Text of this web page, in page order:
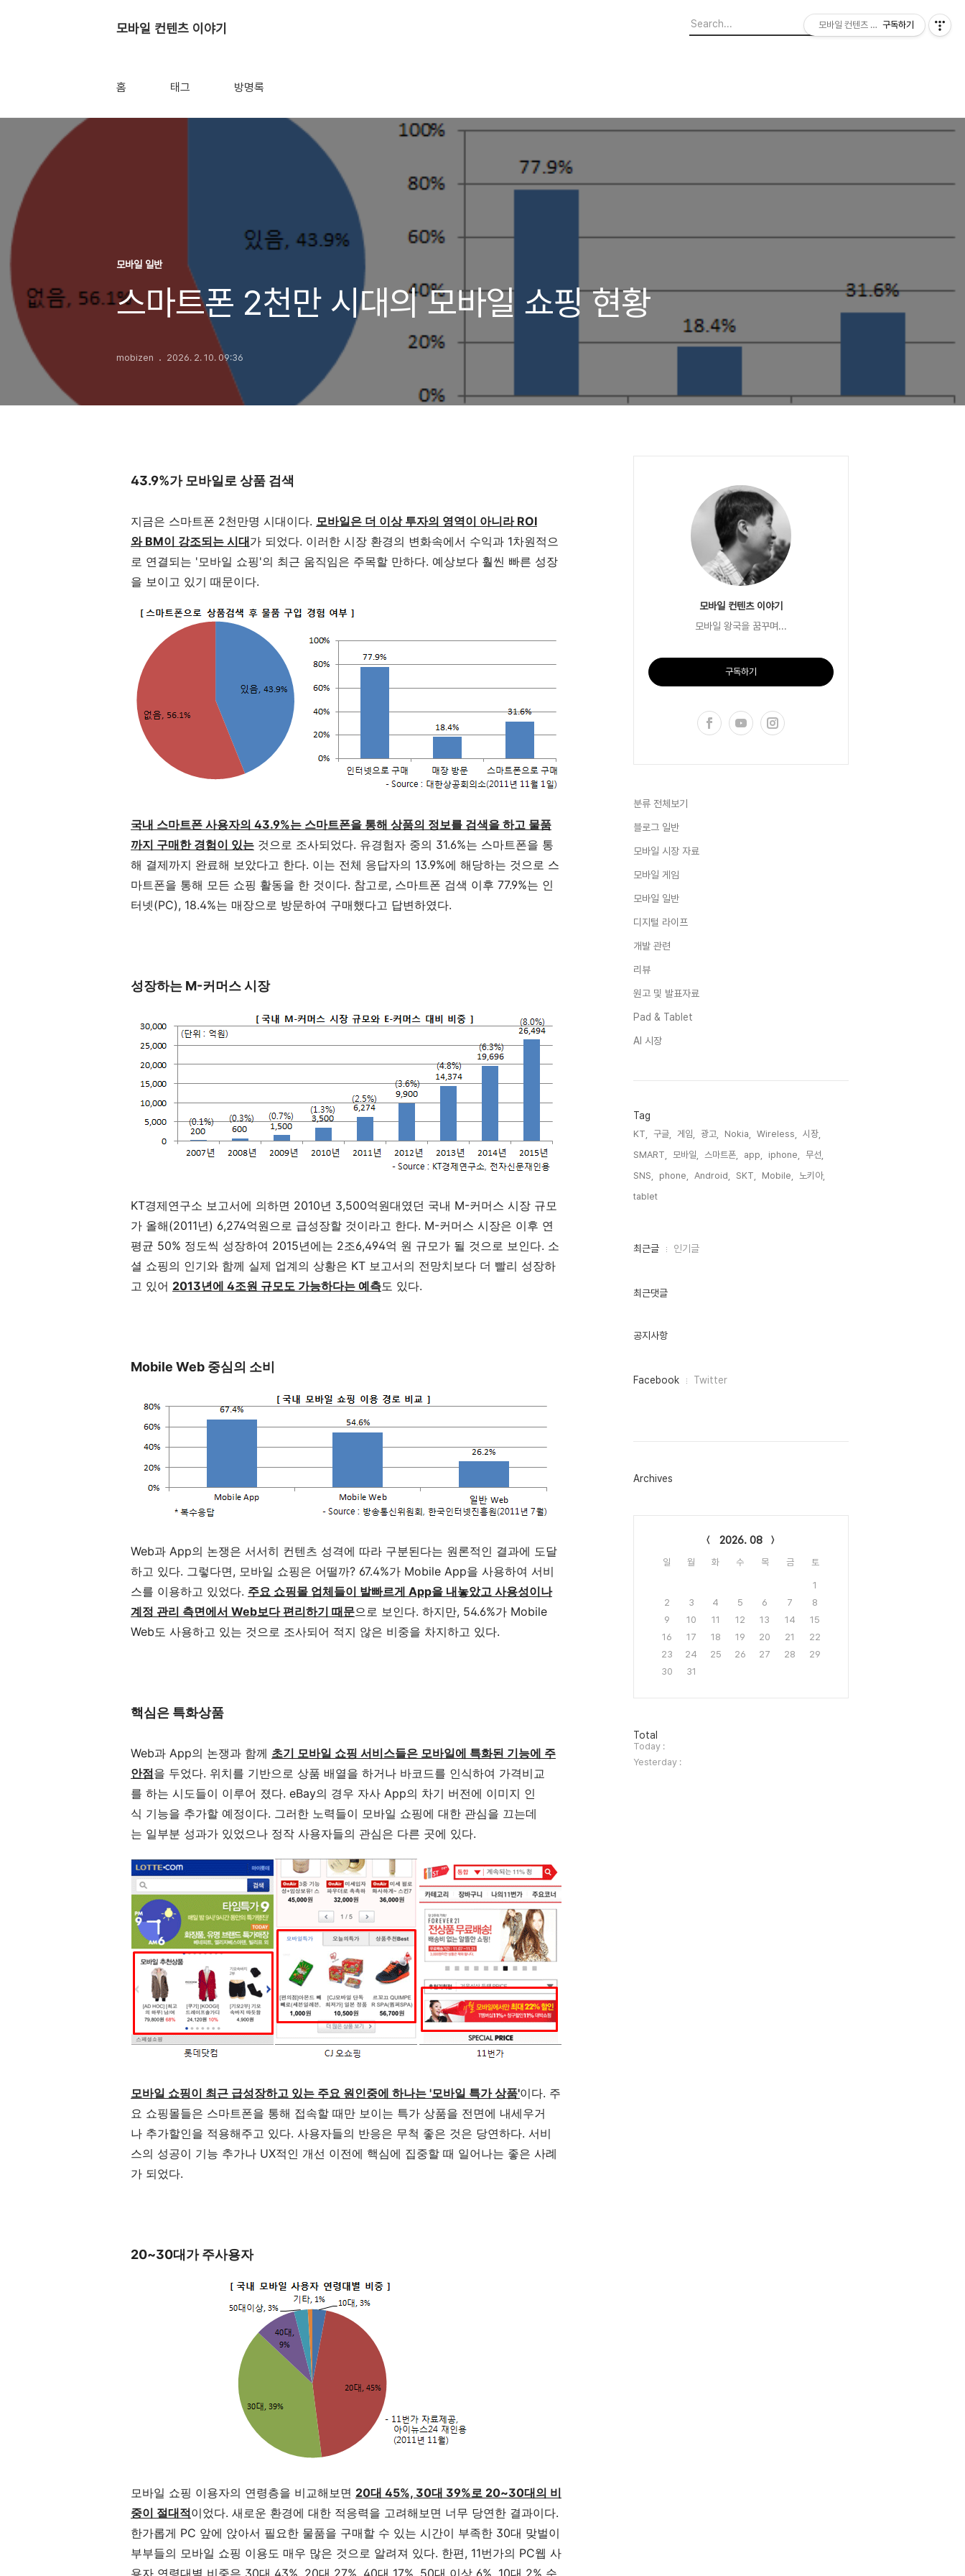
모바일 컨텐츠 이야기
홈 태그 방명록
모바일 일반
스마트폰 2천만 시대의 모바일 쇼핑 현황
mobizen 2026. 2. 10. 09:36
43.9%가 모바일로 상품 검색
지금은 스마트폰 2천만명 시대이다. 모바일은 더 이상 투자의 영역이 아니라 ROI
와 BM이 강조되는 시대가 되었다. 이러한 시장 환경의 변화속에서 수익과 1차원적으
로 연결되는 '모바일 쇼핑'의 최근 움직임은 주목할 만하다. 예상보다 훨씬 빠른 성장
을 보이고 있기 때문이다.
국내 스마트폰 사용자의 43.9%는 스마트폰을 통해 상품의 정보를 검색을 하고 물품
까지 구매한 경험이 있는 것으로 조사되었다. 유경험자 중의 31.6%는 스마트폰을 통
해 결제까지 완료해 보았다고 한다. 이는 전체 응답자의 13.9%에 해당하는 것으로 스
마트폰을 통해 모든 쇼핑 활동을 한 것이다. 참고로, 스마트폰 검색 이후 77.9%는 인
터넷(PC), 18.4%는 매장으로 방문하여 구매했다고 답변하였다.
성장하는 M-커머스 시장
KT경제연구소 보고서에 의하면 2010년 3,500억원대였던 국내 M-커머스 시장 규모
가 올해(2011년) 6,274억원으로 급성장할 것이라고 한다. M-커머스 시장은 이후 연
평균 50% 정도씩 성장하여 2015년에는 2조6,494억 원 규모가 될 것으로 보인다. 소
셜 쇼핑의 인기와 함께 실제 업계의 상황은 KT 보고서의 전망치보다 더 빨리 성장하
고 있어 2013년에 4조원 규모도 가능하다는 예측도 있다.
Mobile Web 중심의 소비
Web과 App의 논쟁은 서서히 컨텐츠 성격에 따라 구분된다는 원론적인 결과에 도달
하고 있다. 그렇다면, 모바일 쇼핑은 어떨까? 67.4%가 Mobile App을 사용하여 서비
스를 이용하고 있었다. 주요 쇼핑몰 업체들이 발빠르게 App을 내놓았고 사용성이나
계정 관리 측면에서 Web보다 편리하기 때문으로 보인다. 하지만, 54.6%가 Mobile
Web도 사용하고 있는 것으로 조사되어 적지 않은 비중을 차지하고 있다.
핵심은 특화상품
Web과 App의 논쟁과 함께 초기 모바일 쇼핑 서비스들은 모바일에 특화된 기능에 주
안점을 두었다. 위치를 기반으로 상품 배열을 하거나 바코드를 인식하여 가격비교
를 하는 시도들이 이루어 졌다. eBay의 경우 자사 App의 차기 버전에 이미지 인
식 기능을 추가할 예정이다. 그러한 노력들이 모바일 쇼핑에 대한 관심을 끄는데
는 일부분 성과가 있었으나 정작 사용자들의 관심은 다른 곳에 있다.
모바일 쇼핑이 최근 급성장하고 있는 주요 원인중에 하나는 '모바일 특가 상품'이다. 주
요 쇼핑몰들은 스마트폰을 통해 접속할 때만 보이는 특가 상품을 전면에 내세우거
나 추가할인을 적용해주고 있다. 사용자들의 반응은 무척 좋은 것은 당연하다. 서비
스의 성공이 기능 추가나 UX적인 개선 이전에 핵심에 집중할 때 일어나는 좋은 사례
가 되었다.
20~30대가 주사용자
모바일 쇼핑 이용자의 연령층을 비교해보면 20대 45%, 30대 39%로 20~30대의 비
중이 절대적이었다. 새로운 환경에 대한 적응력을 고려해보면 너무 당연한 결과이다.
한가롭게 PC 앞에 앉아서 필요한 물품을 구매할 수 있는 시간이 부족한 30대 맞벌이
부부들의 모바일 쇼핑 이용도 매우 많은 것으로 알려져 있다. 한편, 11번가의 PC웹 사
용자 연령대별 비중은 30대 43%, 20대 27%, 40대 17%, 50대 이상 6%, 10대 2% 순
모바일 컨텐츠 이야기
모바일 왕국을 꿈꾸며...
구독하기
분류 전체보기
블로그 일반
모바일 시장 자료
모바일 게임
모바일 일반
디지털 라이프
개발 관련
리뷰
원고 및 발표자료
Pad & Tablet
AI 시장
Tag
KT, 구글, 게임, 광고, Nokia, Wireless,
시장,
SMART,
모바일, 스마트폰, app, iphone,
무선,
SNS,
phone, Android, SKT, Mobile,
노키아,
tablet,
최
인
최근글 인기글
최근댓글
공지사항
페
그
Facebook Twitter
Archives
2026. 08
일 월 화 수 목 금 토
1
2
3 4 5 6 7
8
9
10 11 12 13 14
15
16
17 18 19 20 21
22
23
24 25 26 27 28
29
30
31
방
문
자
수
Total
Today :
Yesterday :
모바일 컨텐츠 이야기구독하기